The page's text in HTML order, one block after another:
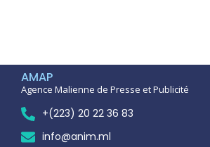
AMAP
Agence Malienne de Presse et Publicité
+(223) 20 22 36 83
info@anim.ml